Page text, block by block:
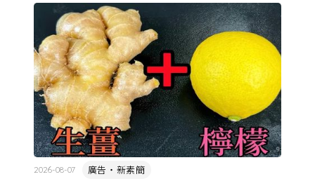
嚴令，這段歷 ...
廣告・新素簡
2026-08-07